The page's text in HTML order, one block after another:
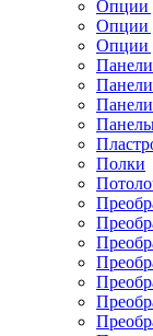
Опции
Опции
Опции
Панели
Панели
Полки